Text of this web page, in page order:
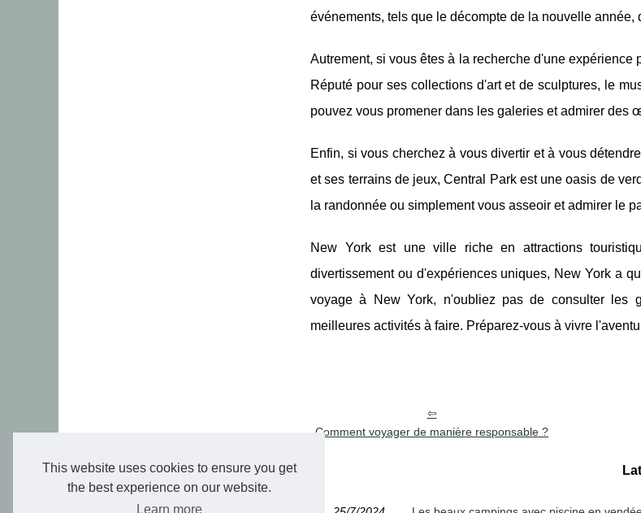
This website uses cookies to ensure you get
the best experience on our website.
Learn more
événements, tels que le décompte de la nouvelle année,
Autrement, si vous êtes à la recherche d'une
Réputé pour ses collections d'art et de sculptures, le
pouvez vous promener dans les galeries et admirer des
Enfin, si vous cherchez à vous divertir et à vous
et ses terrains de jeux, Central Park est une oasis de
la randonnée ou simplement vous asseoir et admirer le
New York est une ville riche en attractions
divertissement ou d'expériences uniques, New York a
voyage à New York, n'oubliez pas de consulter les
meilleures activités à faire. Préparez-vous à vivre
Comment voyager de manière responsable ?